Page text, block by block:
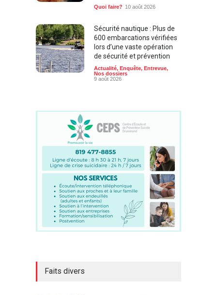
Quoi faire? 10 août 2026
Sécurité nautique : Plus de
600 embarcations vérifiées
lors d’une vaste opération
de sécurité et prévention
Actualité, Enquête, Entrevue,
Nos dossiers
9 août 2026
Faits divers